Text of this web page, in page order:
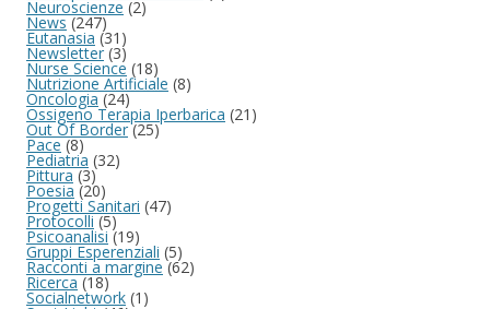
Neuroscienze(2)
News(247)
Eutanasia (31)
Newsletter (3)
Nurse Science (18)
Nutrizione Artificiale (8)
Oncologia(24)
Ossigeno Terapia Iperbarica (21)
Out Of Border(25)
Pace(8)
Pediatria (32)
Pittura(3)
Poesia (20)
Progetti Sanitari (47)
Protocolli(5)
Psicoanalisi (19)
Gruppi Esperenziali (5)
Racconti a margine (62)
Ricerca(18)
Socialnetwork (1)